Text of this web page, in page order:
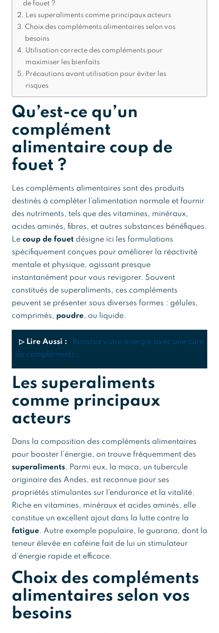
de fouet ?
Les superaliments comme principaux acteurs
Choix des compléments alimentaires selon vos
besoins
Utilisation correcte des compléments pour
maximiser les bienfaits
Précautions avant utilisation pour éviter les
risques
Qu’est-ce qu’un
complément
alimentaire coup de
fouet ?
Les compléments alimentaires sont des produits
destinés à compléter l’alimentation normale et fournir
des nutriments, tels que des vitamines, minéraux,
acides aminés, fibres, et autres substances bénéfiques.
Le coup de fouet désigne ici les formulations
spécifiquement conçues pour améliorer la réactivité
mentale et physique, agissant presque
instantanément pour vous revigorer. Souvent
constitués de superaliments, ces compléments
peuvent se présenter sous diverses formes : gélules,
comprimés, poudre, ou liquide.
▷ Lire Aussi :
Boostez votre énergie avec une cure
de compléments…
Les superaliments
comme principaux
acteurs
Dans la composition des compléments alimentaires
pour booster l’énergie, on trouve fréquemment des
superaliments. Parmi eux, la maca, un tubercule
originaire des Andes, est reconnue pour ses
propriétés stimulantes sur l’endurance et la vitalité.
Riche en vitamines, minéraux et acides aminés, elle
constitue un excellent ajout dans la lutte contre la
fatigue. Autre exemple populaire, le guarana, dont la
teneur élevée en caféine fait de lui un stimulateur
d’énergie rapide et efficace.
Choix des compléments
alimentaires selon vos
besoins